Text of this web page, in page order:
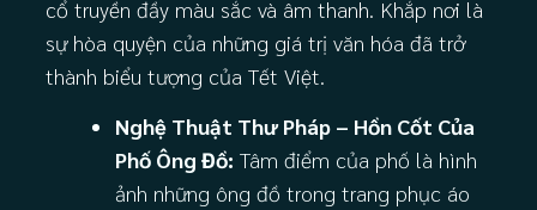
cổ truyền đầy màu sắc và âm thanh. Khắp nơi là
sự hòa quyện của những giá trị văn hóa đã trở
thành biểu tượng của Tết Việt.
Nghệ Thuật Thư Pháp – Hồn Cốt Của
Phố Ông Đồ: Tâm điểm của phố là hình
ảnh những ông đồ trong trang phục áo